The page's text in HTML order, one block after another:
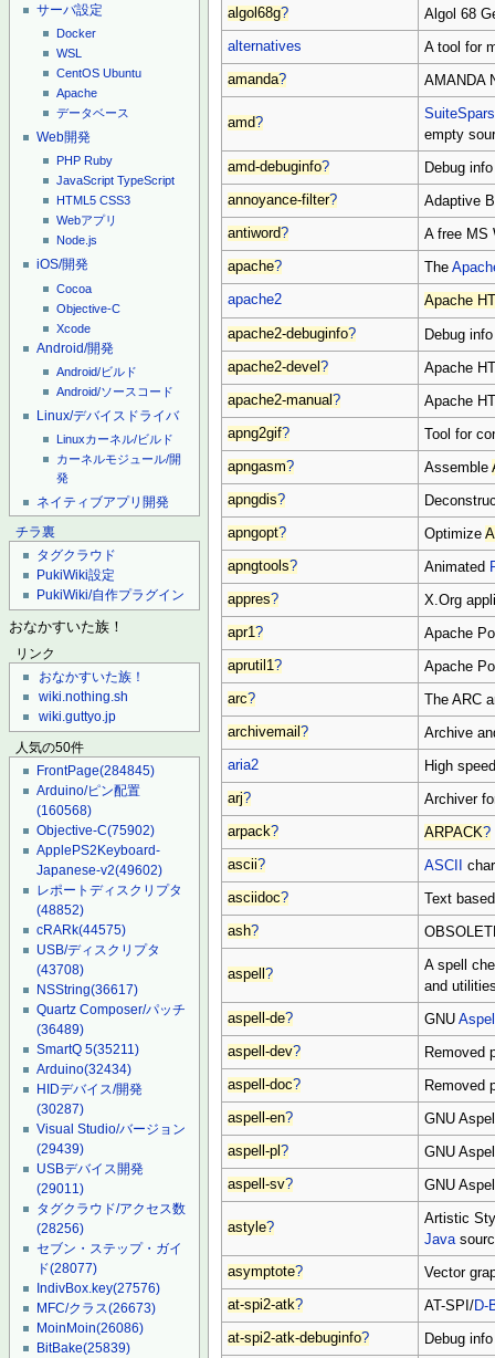
サーバ設定
Docker
WSL
CentOS Ubuntu
Apache
データベース
Web開発
PHP Ruby
JavaScript TypeScript
HTML5 CSS3
Webアプリ
Node.js
iOS/開発
Cocoa
Objective-C
Xcode
Android/開発
Android/ビルド
Android/ソースコード
Linux/デバイスドライバ
Linuxカーネル/ビルド
カーネルモジュール/開
発
ネイティブアプリ開発
チラ裏
タグクラウド
PukiWiki設定
PukiWiki/自作プラグイン
おなかすいた族！
リンク
おなかすいた族！
wiki.nothing.sh
wiki.guttyo.jp
人気の50件
FrontPage(284845)
Arduino/ピン配置
(160568)
Objective-C(75902)
ApplePS2Keyboard-
Japanese-v2(49602)
レポートディスクリプタ
(48852)
cRARk(44575)
USB/ディスクリプタ
(43708)
NSString(36617)
Quartz Composer/パッチ
(36489)
SmartQ 5(35211)
Arduino(32434)
HIDデバイス/開発
(30287)
Visual Studio/バージョン
(29439)
USBデバイス開発
(29011)
タグクラウド/アクセス数
(28256)
セブン・ステップ・ガイ
ド(28077)
IndivBox.key(27576)
MFC/クラス(26673)
MoinMoin(26086)
BitBake(25839)
algol68g? Algol 68
alternatives A tool for
amanda? AMANDA
amd?
empty
amd-debuginfo? Debug
annoyance-filter? Adaptive
antiword? A free MS
apache? The
apache2 Apache
apache2-debuginfo? Debug
apache2-devel? Apache
apache2-manual? Apache
apng2gif? Tool for
apngasm? Assemble
apngdis?
apngopt? Optimize
apngtools? Animated
appres? X.Org
apr1? Apache
aprutil1? Apache
arc? The ARC
archivemail? Archive
aria2 High
arj? Archiver
arpack? ARPACK?
ascii? ASCII
asciidoc? Text
ash?
aspell?
A spell
and
aspell-de? GNU
aspell-dev? Removed
aspell-doc? Removed
aspell-en? GNU
aspell-pl? GNU
aspell-sv? GNU
astyle?
Artistic
Java
asymptote? Vector
at-spi2-atk? AT-SPI/D-
at-spi2-atk-debuginfo? Debug